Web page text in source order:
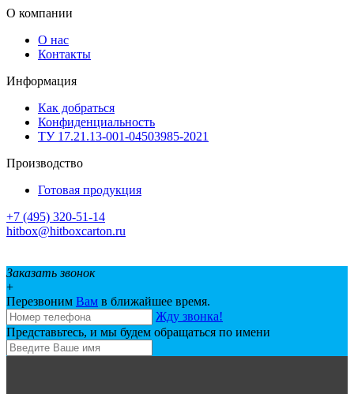
О компании
О нас
Контакты
Информация
Как добраться
Конфиденциальность
ТУ 17.21.13-001-04503985-2021
Производство
Готовая продукция
+7 (495) 320-51-14
hitbox@hitboxcarton.ru
Заказать звонок
+
Перезвоним Вам в ближайшее время.
Жду звонка!
Представьтесь, и мы будем обращаться по имени